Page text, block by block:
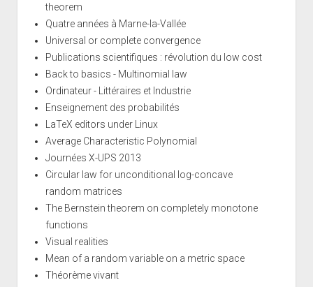
theorem
Quatre années à Marne-la-Vallée
Universal or complete convergence
Publications scientifiques : révolution du low cost
Back to basics - Multinomial law
Ordinateur - Littéraires et Industrie
Enseignement des probabilités
LaTeX editors under Linux
Average Characteristic Polynomial
Journées X-UPS 2013
Circular law for unconditional log-concave
random matrices
The Bernstein theorem on completely monotone
functions
Visual realities
Mean of a random variable on a metric space
Théorème vivant